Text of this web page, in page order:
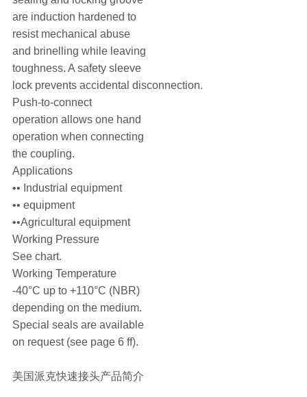
are induction hardened to
resist mechanical abuse
and brinelling while leaving
toughness. A safety sleeve
lock prevents accidental disconnection.
Push-to-connect
operation allows one hand
operation when connecting
the coupling.
Applications
•• Industrial equipment
•• equipment
••Agricultural equipment
Working Pressure
See chart.
Working Temperature
-40°C up to +110°C (NBR)
depending on the medium.
Special seals are available
on request (see page 6 ff).
美国派克快速接头产品简介